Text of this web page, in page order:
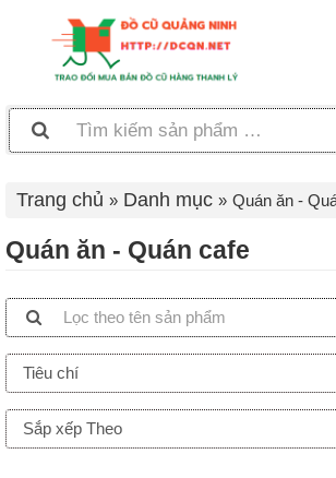
Trang chủ Danh mục Quán ăn -
Quán ăn - Quán cafe
Tiêu chí
Sắp xếp Theo